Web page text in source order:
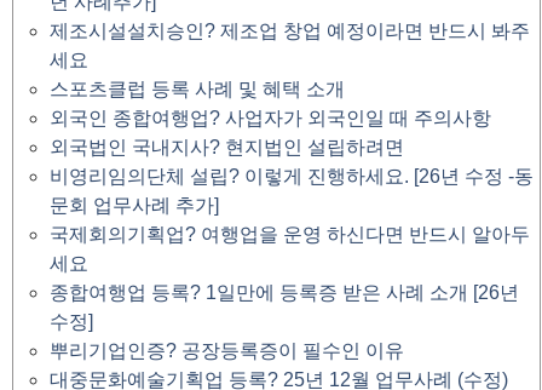
제조시설설치승인? 제조업 창업 예정이라면 반드시 봐주
세요
스포츠클럽 등록 사례 및 혜택 소개
외국인 종합여행업? 사업자가 외국인일 때 주의사항
외국법인 국내지사? 현지법인 설립하려면
비영리임의단체 설립? 이렇게 진행하세요. [26년 수정 -동
문회 업무사례 추가]
국제회의기획업? 여행업을 운영 하신다면 반드시 알아두
세요
종합여행업 등록? 1일만에 등록증 받은 사례 소개 [26년
수정]
뿌리기업인증? 공장등록증이 필수인 이유
대중문화예술기획업 등록? 25년 12월 업무사례 (수정)